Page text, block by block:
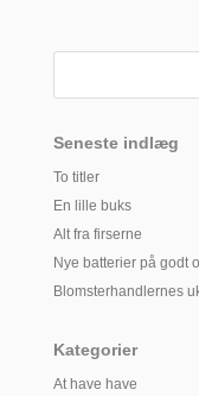
Seneste indlæg
To titler
En lille buks
Alt fra firserne
Nye batterier på godt
Blomsterhandlernes
Kategorier
At have have